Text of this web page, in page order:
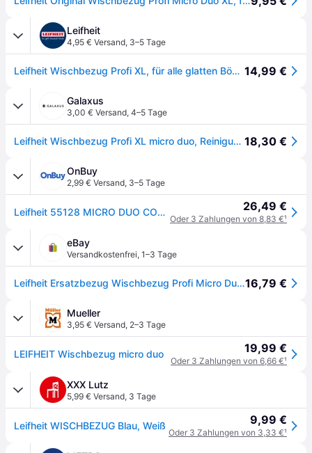
Leifheit
4,95 € Versand, 3–5 Tage
Leifheit Wischbezug Profi XL, für alle glatten Böden 14,99 €
Galaxus
3,00 € Versand, 4–5 Tage
Leifheit Wischbezug Profi XL micro duo, Reinigungsutensil, Weiss 18,30 €
OnBuy
2,99 € Versand, 3–5 Tage
Leifheit 55128 MICRO DUO COLLECT Aufsatz 26,49 €
Oder 3 Zahlungen von 8,83 €¹
eBay
Versandkostenfrei, 1–3 Tage
Leifheit Ersatzbezug Wischbezug Profi Micro Duo Für Alle Glatten Böden 5512616,79 €
Mueller
3,95 € Versand, 2–3 Tage
LEIFHEIT Wischbezug micro duo 19,99 €
Oder 3 Zahlungen von 6,66 €¹
XXX Lutz
5,99 € Versand, 3 Tage
Leifheit WISCHBEZUG Blau, Weiß 9,99 €
Oder 3 Zahlungen von 3,33 €¹